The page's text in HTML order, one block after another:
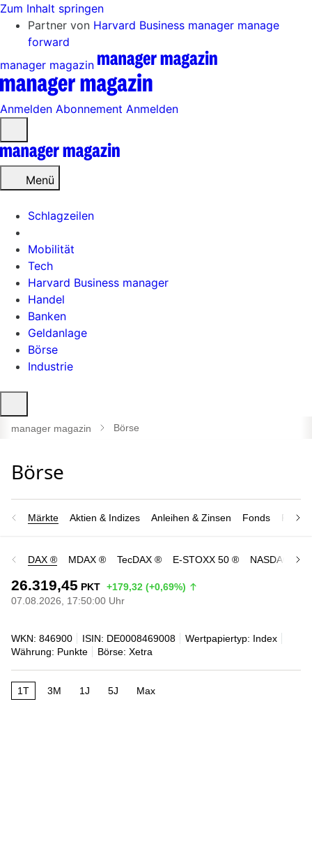
Zum Inhalt springen
Partner von Harvard Business manager manage
forward
manager magazin
Anmelden Abonnement Anmelden
öffnen
Menü
Schlagzeilen
Mobilität
Tech
Harvard Business manager
Handel
Banken
Geldanlage
Börse
Industrie
öffnen
manager magazin Börse
Märkte Aktien & Indizes Anleihen & Zinsen Fonds
DAX ® MDAX ® TecDAX ® E-STOXX 50 ® NASDAQ 100
26.319,45 PKT +179,32 (+0,69%)
07.08.2026, 17:50:00 Uhr
WKN: 846900 ISIN: DE0008469008
Wertpapiertyp: Index
Währung: Punkte
Börse: Xetra
1T 3M 1J 5J Max